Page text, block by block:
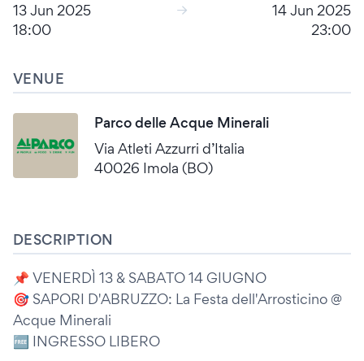
13 Jun 2025
18:00
14 Jun 2025
23:00
VENUE
Parco delle Acque Minerali
Via Atleti Azzurri d’Italia
40026 Imola (BO)
DESCRIPTION
📌 VENERDÌ 13 & SABATO 14 GIUGNO
🎯 SAPORI D'ABRUZZO: La Festa dell'Arrosticino @
Acque Minerali
🆓 INGRESSO LIBERO